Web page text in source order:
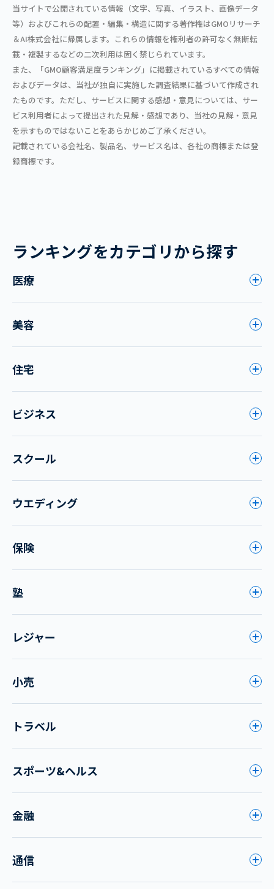
当サイトで公開されている情報（文字、写真、イラスト、画像データ
等）およびこれらの配置・編集・構造に関する著作権はGMOリサーチ
＆AI株式会社に帰属します。これらの情報を権利者の許可なく無断転
載・複製するなどの二次利用は固く禁じられています。
また、「GMO顧客満足度ランキング」に掲載されているすべての情報
およびデータは、当社が独自に実施した調査結果に基づいて作成され
たものです。ただし、サービスに関する感想・意見については、サー
ビス利用者によって提出された見解・感想であり、当社の見解・意見
を示すものではないことをあらかじめご了承ください。
記載されている会社名、製品名、サービス名は、各社の商標または登
録商標です。
ランキングをカテゴリから探す
医療
美容
住宅
ビジネス
スクール
ウエディング
保険
塾
レジャー
小売
トラベル
スポーツ&ヘルス
金融
通信